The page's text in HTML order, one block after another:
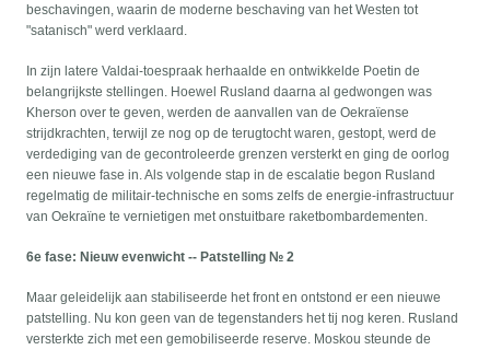
beschavingen, waarin de moderne beschaving van het Westen tot
"satanisch" werd verklaard.
In zijn latere Valdai-toespraak herhaalde en ontwikkelde Poetin de
belangrijkste stellingen. Hoewel Rusland daarna al gedwongen was
Kherson over te geven, werden de aanvallen van de Oekraïense
strijdkrachten, terwijl ze nog op de terugtocht waren, gestopt, werd de
verdediging van de gecontroleerde grenzen versterkt en ging de oorlog
een nieuwe fase in. Als volgende stap in de escalatie begon Rusland
regelmatig de militair-technische en soms zelfs de energie-infrastructuur
van Oekraïne te vernietigen met onstuitbare raketbombardementen.
6e fase: Nieuw evenwicht -- Patstelling № 2
Maar geleidelijk aan stabiliseerde het front en ontstond er een nieuwe
patstelling. Nu kon geen van de tegenstanders het tij nog keren. Rusland
versterkte zich met een gemobiliseerde reserve. Moskou steunde de